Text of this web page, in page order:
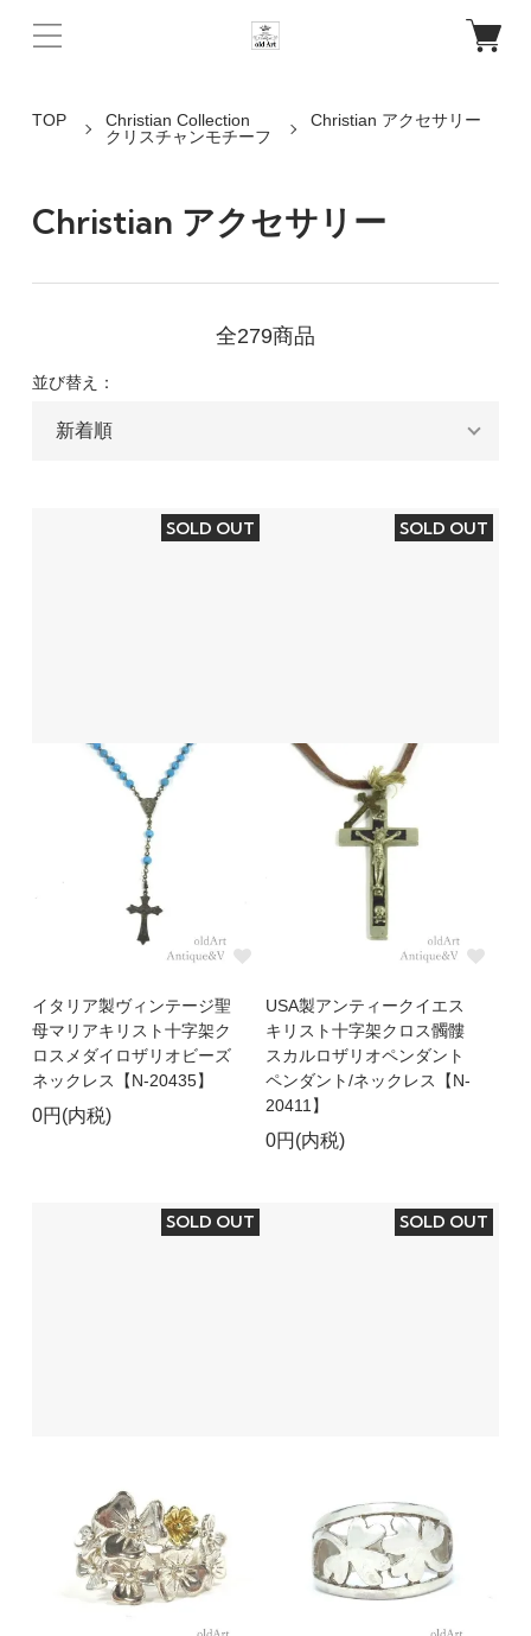
TOP
Christian Collection
クリスチャンモチーフ
Christian アクセサリー
Christian アクセサリー
全279商品
並び替え：
SOLD OUT
イタリア製ヴィンテージ聖
母マリアキリスト十字架ク
ロスメダイロザリオビーズ
ネックレス【N-20435】
0円(内税)
SOLD OUT
USA製アンティークイエス
キリスト十字架クロス髑髏
スカルロザリオペンダント
ペンダント/ネックレス【N-
20411】
0円(内税)
SOLD OUT SOLD OUT